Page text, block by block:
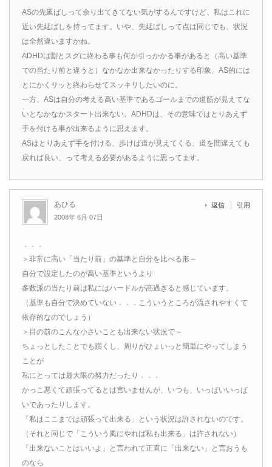
ASの先延ばしって余り出てきてない気がするんですけど、私はこれに
近い先延ばしを持ってます。いや、先延ばしって点は同じでも、状況
は全然違いますかね。
ADHDは割とスグに終わる事も何か引っかかる事があると（高い基準
での当たり前と違うと）なかなか出来なかったりする印象、AS的には
とにかくサッと終わらせてスッキリしたいのに。
一方、ASは自分の考える高い基準であるゴールまでの道筋が見えてな
いとなかなかスタート出来ない。ADHDは、その意味ではとりあえず
手を付ける事が出来るように思えます。
ASはとりあえず手を付ける、歩けば道が見えてくる、道を間違えても
戻れば良い、って考える必要があるように思ってます。
あひる
2008年 6月 07日
返信 引用
．．．
＞非常に高い「当たり前」の基準と自分を比べる形～
自分で設定したのが高い基準というより
多数派の当たり前は私にはハードルが高過ぎると感じています。
（基準も自分で決めていない．．．こういうところが流されやすくて
依存的なのでしょう）
＞目の前のこんな小さいことも出来ない状況で～
ちょっとしたことでも躓くし、周りがひょいっと簡単にやってしまう
ことが
私にとっては最大限の努力だったり．．．
かっこ悪くて頑張ってるとは言いませんが、いつも、いっぱいいっぱ
いであったりします。
「私はここまでは頑張って出来る」という状況は許されないのです。
（それと同じで「こういう風にやれば私も出来る」は許されない）
「出来ないことはいいよ」と言われて正直に「出来ない」と言おうも
のなら